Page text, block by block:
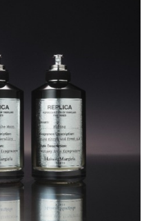
ィスパー】の口コミ
ィスパー】と似てる香
EDP】
ンテンス EDP】